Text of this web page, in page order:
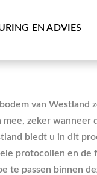
EN ADVIES
van
zeker
biedt u in dit
protocollen en
te passen binnen